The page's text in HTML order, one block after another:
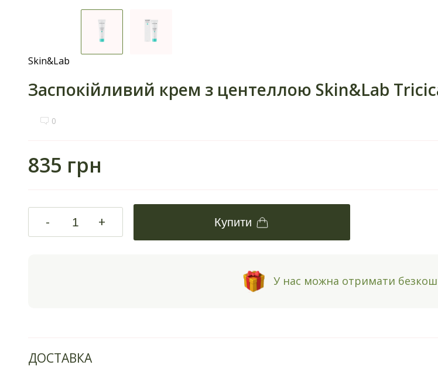
Skin&Lab
Заспокійливий крем з центеллою Skin&Lab
0
835 грн
- + Купити
У нас можна отримати
ДОСТАВКА